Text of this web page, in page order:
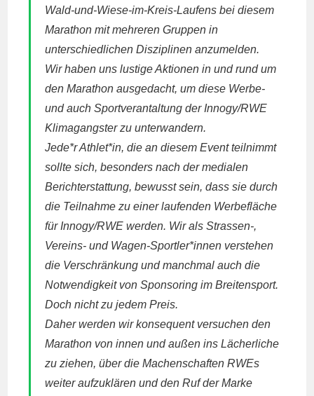
Wald-und-Wiese-im-Kreis-Laufens bei diesem
Marathon mit mehreren Gruppen in
unterschiedlichen Disziplinen anzumelden.
Wir haben uns lustige Aktionen in und rund um
den Marathon ausgedacht, um diese Werbe-
und auch Sportverantaltung der Innogy/RWE
Klimagangster zu unterwandern.
Jede*r Athlet*in, die an diesem Event teilnimmt
sollte sich, besonders nach der medialen
Berichterstattung, bewusst sein, dass sie durch
die Teilnahme zu einer laufenden Werbefläche
für Innogy/RWE werden. Wir als Strassen-,
Vereins- und Wagen-Sportler*innen verstehen
die Verschränkung und manchmal auch die
Notwendigkeit von Sponsoring im Breitensport.
Doch nicht zu jedem Preis.
Daher werden wir konsequent versuchen den
Marathon von innen und außen ins Lächerliche
zu ziehen, über die Machenschaften RWEs
weiter aufzuklären und den Ruf der Marke